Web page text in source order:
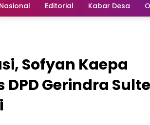
Nasional Editorial Kabar Desa
Sofyan Kaepa
Gerindra